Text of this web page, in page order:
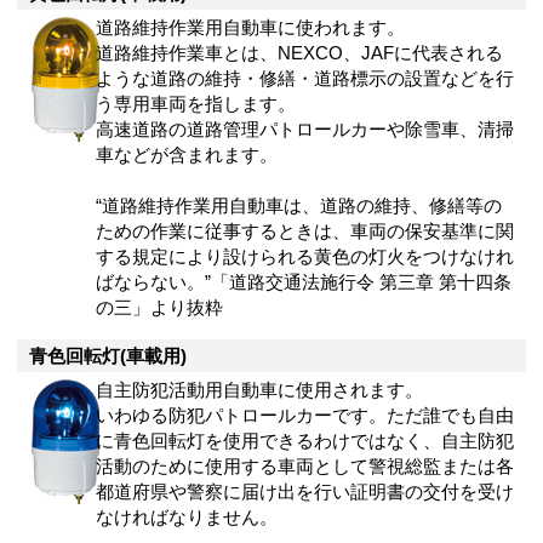
道路維持作業用自動車に使われます。
道路維持作業車とは、NEXCO、JAFに代表される
ような道路の維持・修繕・道路標示の設置などを行
う専用車両を指します。
高速道路の道路管理パトロールカーや除雪車、清掃
車などが含まれます。
“道路維持作業用自動車は、道路の維持、修繕等の
ための作業に従事するときは、車両の保安基準に関
する規定により設けられる黄色の灯火をつけなけれ
ばならない。”「道路交通法施行令 第三章 第十四条
の三」より抜粋
青色回転灯(車載用)
自主防犯活動用自動車に使用されます。
いわゆる防犯パトロールカーです。ただ誰でも自由
に青色回転灯を使用できるわけではなく、自主防犯
活動のために使用する車両として警視総監または各
都道府県や警察に届け出を行い証明書の交付を受け
なければなりません。